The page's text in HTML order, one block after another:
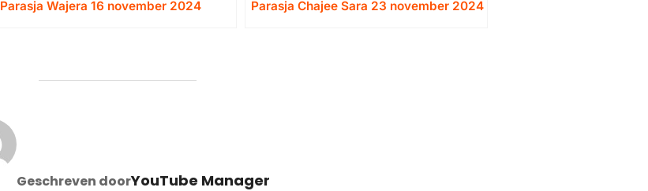
Parasja Wajera 16 november 2024 Parasja Chajee Sara 23 november 2024
Geschreven doorYouTube Manager